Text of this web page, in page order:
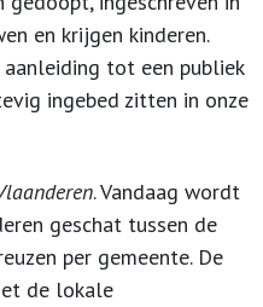
en krijgen kinderen.
tot een publiek
ingebed zitten in onze
. Vandaag wordt
geschat tussen de
per gemeente. De
de lokale